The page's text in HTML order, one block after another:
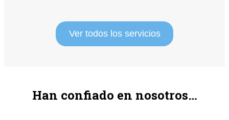
Ver todos los servicios
Han confiado en nosotros…